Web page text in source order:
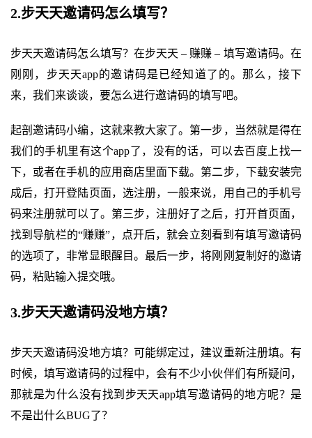
2.步天天邀请码怎么填写？
步天天邀请码怎么填写？在步天天 – 赚赚 – 填写邀请码。在
刚刚，步天天app的邀请码是已经知道了的。那么，接下
来，我们来谈谈，要怎么进行邀请码的填写吧。
起剖邀请码小编，这就来教大家了。第一步，当然就是得在
我们的手机里有这个app了，没有的话，可以去百度上找一
下，或者在手机的应用商店里面下载。第二步，下载安装完
成后，打开登陆页面，选注册，一般来说，用自己的手机号
码来注册就可以了。第三步，注册好了之后，打开首页面，
找到导航栏的“赚赚”，点开后，就会立刻看到有填写邀请码
的选项了，非常显眼醒目。最后一步，将刚刚复制好的邀请
码，粘贴输入提交哦。
3.步天天邀请码没地方填？
步天天邀请码没地方填？可能绑定过，建议重新注册填。有
时候，填写邀请码的过程中，会有不少小伙伴们有所疑问，
那就是为什么没有找到步天天app填写邀请码的地方呢？是
不是出什么BUG了？